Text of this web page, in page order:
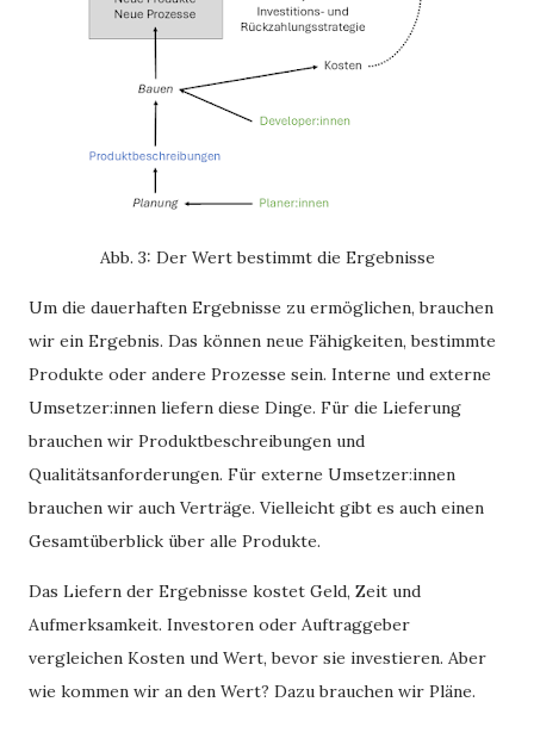
Abb. 3: Der Wert bestimmt die Ergebnisse
Um die dauerhaften Ergebnisse zu ermöglichen, brauchen
wir ein Ergebnis. Das können neue Fähigkeiten, bestimmte
Produkte oder andere Prozesse sein. Interne und externe
Umsetzer:innen liefern diese Dinge. Für die Lieferung
brauchen wir Produktbeschreibungen und
Qualitätsanforderungen. Für externe Umsetzer:innen
brauchen wir auch Verträge. Vielleicht gibt es auch einen
Gesamtüberblick über alle Produkte.
Das Liefern der Ergebnisse kostet Geld, Zeit und
Aufmerksamkeit. Investoren oder Auftraggeber
vergleichen Kosten und Wert, bevor sie investieren. Aber
wie kommen wir an den Wert? Dazu brauchen wir Pläne.